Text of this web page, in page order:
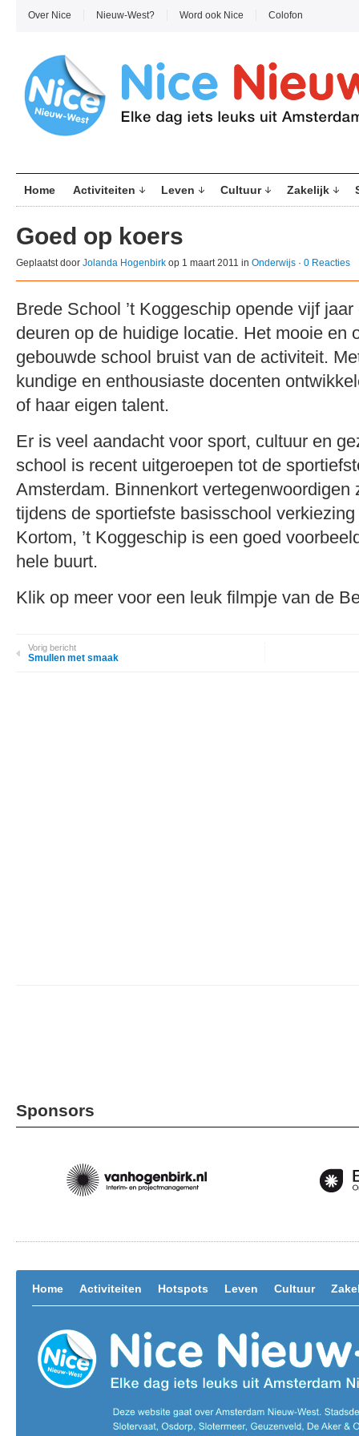
Over Nice Nieuw-West? Word ook Nice Colofon
Home Activiteiten Leven Cultuur Zakelijk
Goed op koers
Geplaatst door Jolanda Hogenbirk op 1 maart 2011 in Onderwijs · 0 Reacties
Brede School ’t Koggeschip opende vijf
deuren op de huidige locatie. Het mooie en
gebouwde school bruist van de activiteit.
kundige en enthousiaste docenten
of haar eigen talent.
Er is veel aandacht voor sport, cultuur en
school is recent uitgeroepen tot de
Amsterdam. Binnenkort vertegenwoordigen
tijdens de sportiefste basisschool
Kortom, ’t Koggeschip is een goed
hele buurt.
Klik op meer voor een leuk filmpje van de
Vorig bericht
Smullen met smaak
Sponsors
Home Activiteiten Hotspots Leven Cultuur